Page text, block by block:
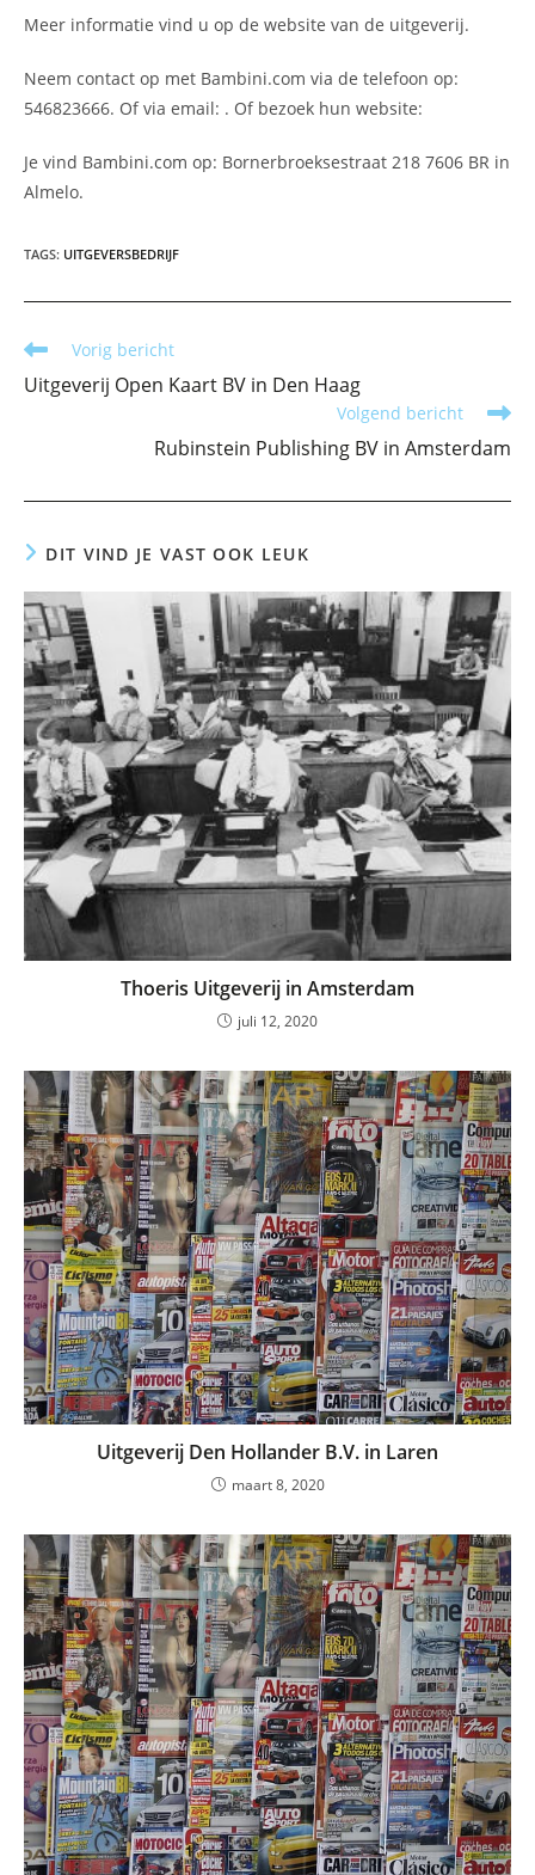
Meer informatie vind u op de website van de uitgeverij.
Neem contact op met Bambini.com via de telefoon op:
546823666. Of via email: . Of bezoek hun website:
Je vind Bambini.com op: Bornerbroeksestraat 218 7606 BR in
Almelo.
TAGS: UITGEVERSBEDRIJF
Lees
artikelen
Vorig bericht
Uitgeverij Open Kaart BV in Den Haag
Volgend bericht
Rubinstein Publishing BV in Amsterdam
DIT VIND JE VAST OOK LEUK
Thoeris Uitgeverij in Amsterdam
juli 12, 2020
Uitgeverij Den Hollander B.V. in Laren
maart 8, 2020